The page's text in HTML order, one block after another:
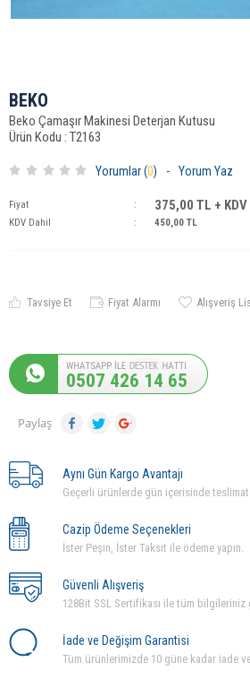
BEKO
Beko Çamaşır Makinesi Deterjan Kutusu
Ürün Kodu : T2163
Yorumlar (0) - Yorum Yaz
Fiyat : 375,00 TL + KDV
KDV Dahil : 450,00 TL
Tavsiye Et Fiyat Alarmı Alışveriş
0507 426 14 65
Paylaş
Aynı Gün Kargo Avantajı
Geçerli ürünlerde gün içerisinde teslimat
Cazip Ödeme Seçenekleri
İster Peşin, İster Taksit ile ödeme yapın.
Güvenli Alışveriş
128Bit SSL Sertifikası ile tüm bilgileriniz
İade ve Değişim Garantisi
Tüm ürünlerimizde 10 güne kadar iade